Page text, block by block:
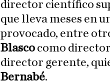
director científico
que lleva meses en
provocado, entre
Blasco como
director gerente,
Bernabé.